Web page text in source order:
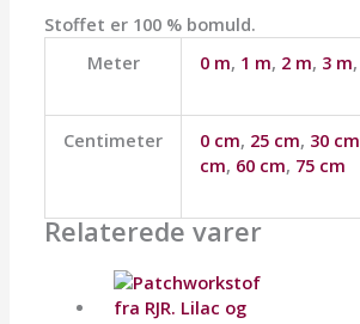
Stoffet er 100 % bomuld.
Meter
0 m, 1 m, 2 m, 3 m,
Centimeter 0 cm, 25 cm, 30 cm
cm, 60 cm, 75 cm
Relaterede varer